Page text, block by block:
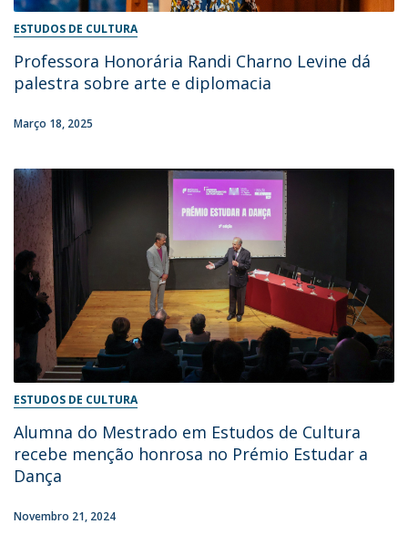
ESTUDOS DE CULTURA
Professora Honorária Randi Charno Levine dá
palestra sobre arte e diplomacia
Março 18, 2025
ESTUDOS DE CULTURA
Alumna do Mestrado em Estudos de Cultura
recebe menção honrosa no Prémio Estudar a
Dança
Novembro 21, 2024